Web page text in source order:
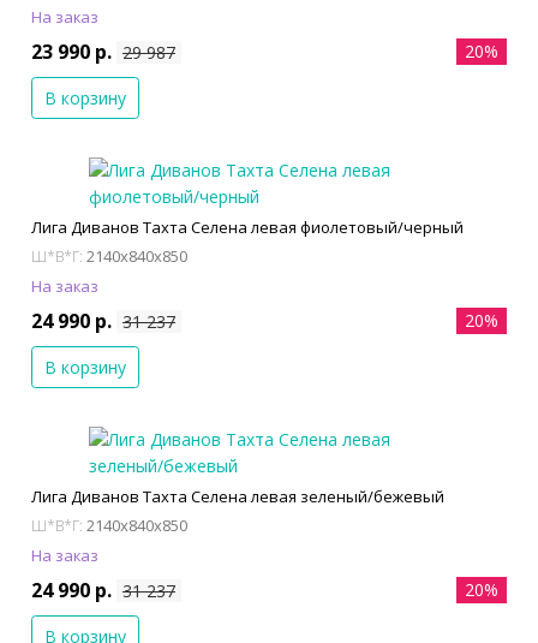
На заказ
23 990 р. 29 987 20%
В корзину
Лига Диванов Тахта Селена левая фиолетовый/черный
Ш*В*Г: 2140x840x850
На заказ
24 990 р. 31 237 20%
В корзину
Лига Диванов Тахта Селена левая зеленый/бежевый
Ш*В*Г: 2140x840x850
На заказ
24 990 р. 31 237 20%
В корзину